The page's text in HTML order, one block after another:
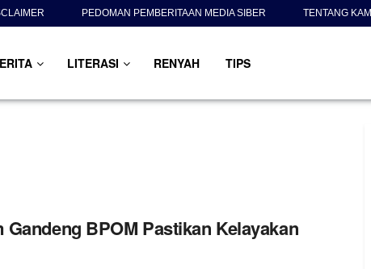
PEDOMAN PEMBERITAAN MEDIA SIBER TENTANG KAMI
LITERASI RENYAH TIPS
Gandeng BPOM Pastikan Kelayakan